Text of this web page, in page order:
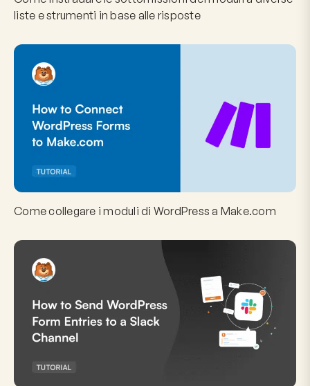
liste e strumenti in base alle risposte
Come collegare i moduli di WordPress a Make.com